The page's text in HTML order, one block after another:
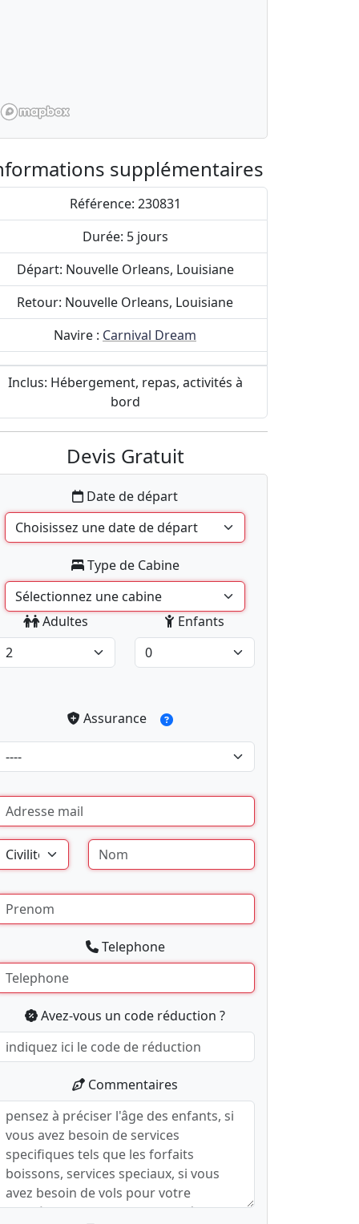
balcon
€
Sélectionner
1261 €
supplémentaires
Référence: 230831
Durée: 5 jours
Départ: Nouvelle Orleans, Louisiane
Retour: Nouvelle Orleans, Louisiane
Navire : Carnival Dream
Inclus: Hébergement, repas, activités à
bord
Devis Gratuit
Date de départ
Type de Cabine
Adultes Enfants
Assurance
Telephone
Avez-vous un code réduction ?
Commentaires